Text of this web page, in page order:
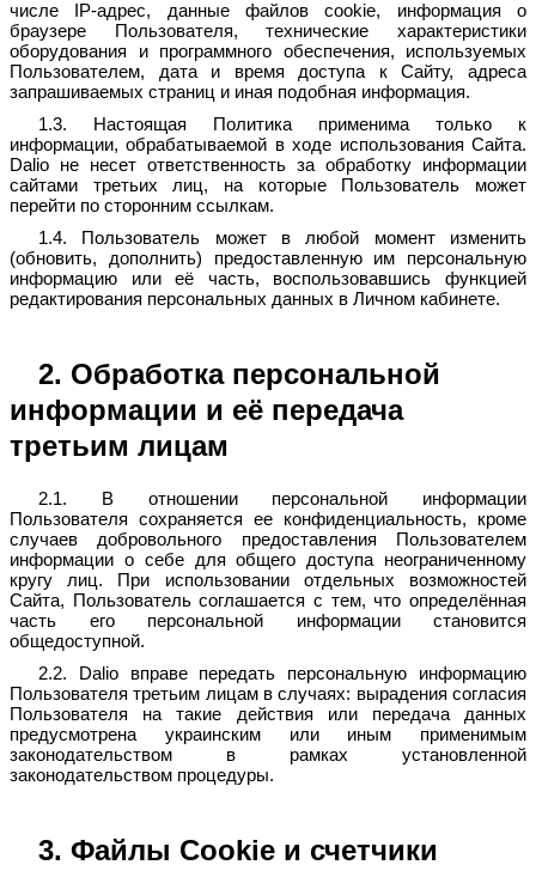
числе IP-адрес, данные файлов cookie, информация о
браузере Пользователя, технические характеристики
оборудования и программного обеспечения, используемых
Пользователем, дата и время доступа к Сайту, адреса
запрашиваемых страниц и иная подобная информация.
1.3. Настоящая Политика применима только к
информации, обрабатываемой в ходе использования Сайта.
Dalio не несет ответственность за обработку информации
сайтами третьих лиц, на которые Пользователь может
перейти по сторонним ссылкам.
1.4. Пользователь может в любой момент изменить
(обновить, дополнить) предоставленную им персональную
информацию или её часть, воспользовавшись функцией
редактирования персональных данных в Личном кабинете.
2. Обработка персональной
информации и её передача
третьим лицам
2.1. В отношении персональной информации
Пользователя сохраняется ее конфиденциальность, кроме
случаев добровольного предоставления Пользователем
информации о себе для общего доступа неограниченному
кругу лиц. При использовании отдельных возможностей
Сайта, Пользователь соглашается с тем, что определённая
часть его персональной информации становится
общедоступной.
2.2. Dalio вправе передать персональную информацию
Пользователя третьим лицам в случаях: вырадения согласия
Пользователя на такие действия или передача данных
предусмотрена украинским или иным применимым
законодательством в рамках установленной
законодательством процедуры.
3. Файлы Cookie и счетчики